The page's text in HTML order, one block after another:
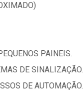
PAINEIS.
DE SINALIZAÇÃO.
DE AUTOMAÇÃO.